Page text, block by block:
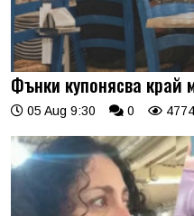
Фънки купонясва край
05 Aug 9:30 0 4774